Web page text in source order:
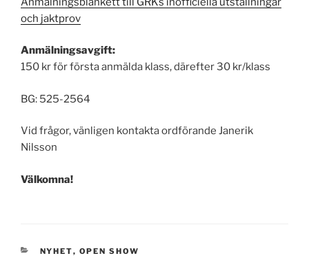
och jaktprov
Anmälningsavgift:
150 kr för första anmälda klass, därefter 30 kr/klass
BG: 525-2564
Vid frågor, vänligen kontakta ordförande Janerik
Nilsson
Välkomna!
KATEGORIER
NYHET, OPEN SHOW